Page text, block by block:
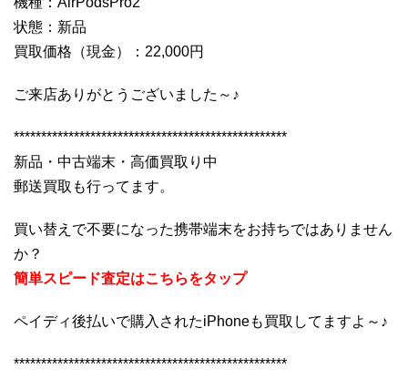
状態：新品
買取価格（現金）：22,000円
ご来店ありがとうございました～♪
**************************************************
新品・中古端末・高価買取り中
郵送買取も行ってます。
買い替えで不要になった携帯端末をお持ちではありません
か？
簡単スピード査定はこちらをタップ
ペイディ後払いで購入されたiPhoneも買取してますよ～♪
**************************************************